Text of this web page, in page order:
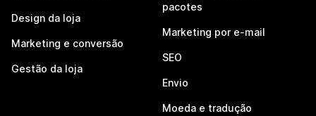
Design da loja
Marketing e conversão
Gestão da loja
pacotes
Marketing por e-mail
SEO
Envio
Moeda e tradução